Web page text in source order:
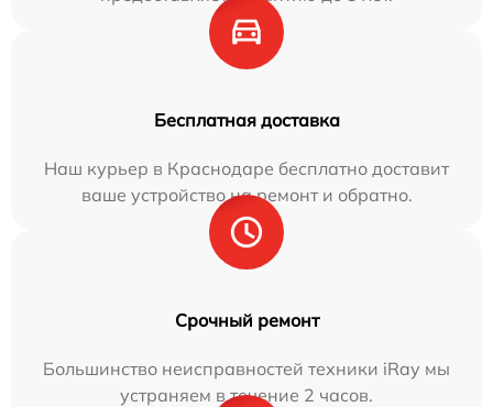
Бесплатная доставка
Наш курьер в Краснодаре бесплатно доставит
ваше устройство на ремонт и обратно.
Срочный ремонт
Большинство неисправностей техники iRay мы
устраняем в течение 2 часов.